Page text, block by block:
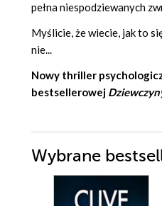
pełna niespodziewanych
Myślicie, że wiecie, jak to
nie...
Nowy thriller
bestsellerowej
Wybrane